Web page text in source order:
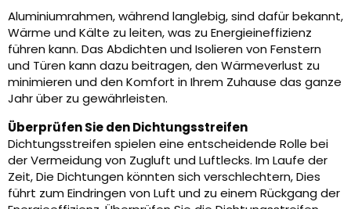
Aluminiumrahmen, während langlebig, sind dafür bekannt,
Wärme und Kälte zu leiten, was zu Energieineffizienz
führen kann. Das Abdichten und Isolieren von Fenstern
und Türen kann dazu beitragen, den Wärmeverlust zu
minimieren und den Komfort in Ihrem Zuhause das ganze
Jahr über zu gewährleisten.
Überprüfen Sie den Dichtungsstreifen
Dichtungsstreifen spielen eine entscheidende Rolle bei
der Vermeidung von Zugluft und Luftlecks. Im Laufe der
Zeit, Die Dichtungen könnten sich verschlechtern, Dies
führt zum Eindringen von Luft und zu einem Rückgang der